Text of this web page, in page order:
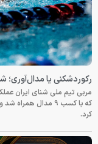
رکوردشکنی یا مدال‌آوری؛
مربی تیم ملی شنای ایران
که با کسب ۹ مدال
کرد.